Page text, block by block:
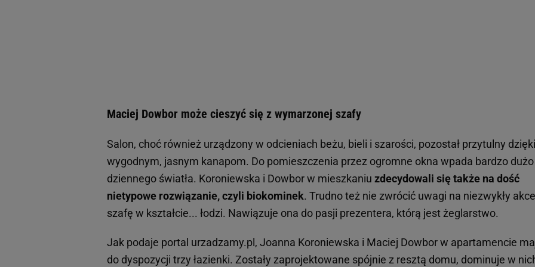
Maciej Dowbor może cieszyć się z wymarzonej szafy
Salon, choć również urządzony w odcieniach beżu, bieli i szarości, pozostał przytulny dzięki
wygodnym, jasnym kanapom. Do pomieszczenia przez ogromne okna wpada bardzo dużo
dziennego światła. Koroniewska i Dowbor w mieszkaniu zdecydowali się także na dość
nietypowe rozwiązanie, czyli biokominek. Trudno też nie zwrócić uwagi na niezwykły
szafę w kształcie... łodzi. Nawiązuje ona do pasji prezentera, którą jest żeglarstwo.
Jak podaje portal urzadzamy.pl, Joanna Koroniewska i Maciej Dowbor w apartamencie
do dyspozycji trzy łazienki. Zostały zaprojektowane spójnie z resztą domu, dominuje w